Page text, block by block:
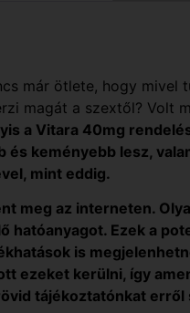
már ötlete, hogy mivel
magát a szextől? Volt
a Vitara 40mg
keményebb lesz,
mint eddig.
meg az interneten.
hatóanyagot. Ezek a
is
ezeket kerülni, így
tájékoztatónkat erről